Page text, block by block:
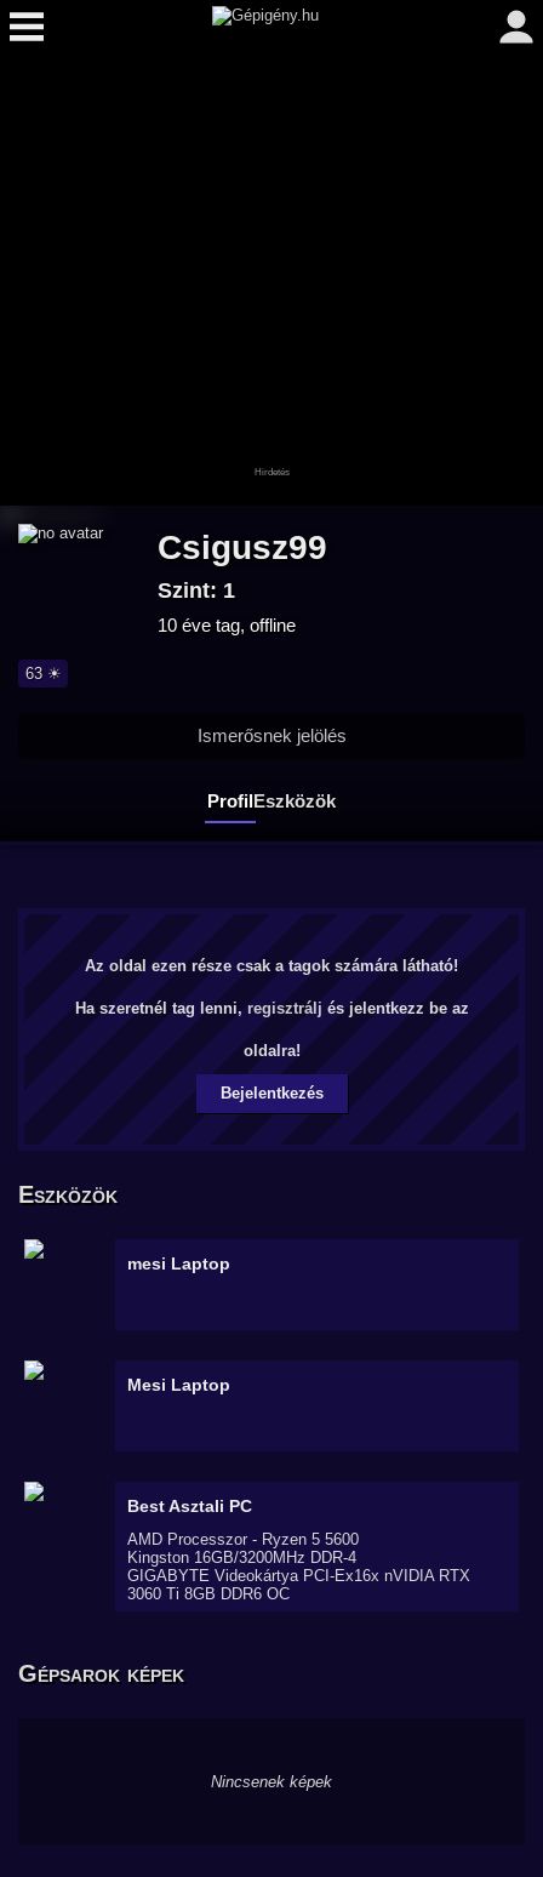
Csigusz99
Szint: 1
10 éve tag, offline
63 ☀
ProfilEszközök
Ismerősnek jelölés
Az oldal ezen része csak a tagok számára látható!
Ha szeretnél tag lenni, regisztrálj és jelentkezz be az
oldalra!
Bejelentkezés
Eszközök
mesi Laptop
Mesi Laptop
BestAsztali PC
AMD Processzor - Ryzen 5 5600
Kingston 16GB/3200MHz DDR-4
GIGABYTE Videokártya PCI-Ex16x nVIDIA RTX
3060 Ti 8GB DDR6 OC
Gépsarok képek
Nincsenek képek